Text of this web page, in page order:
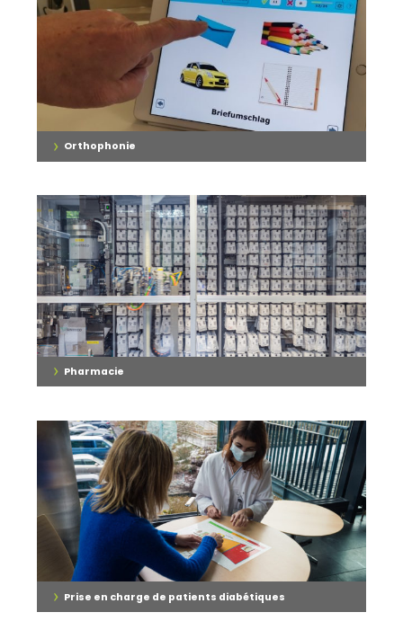
› Orthophonie
› Pharmacie
› Prise en charge de patients diabétiques